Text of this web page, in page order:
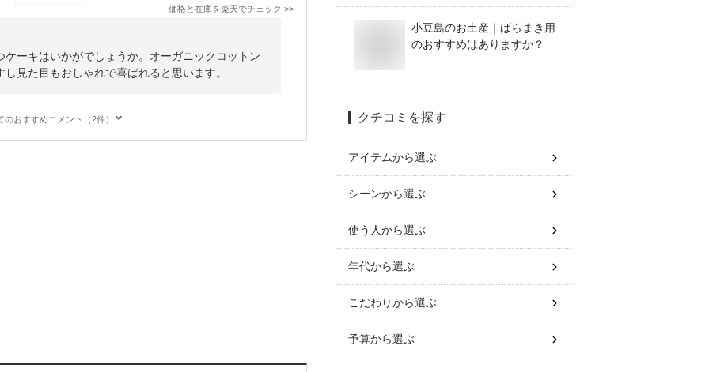
価格と在庫を楽天でチェック >>
ーキはいかがでしょうか。オーガニックコットン
見た目もおしゃれで喜ばれると思います。
のおすすめコメント（2件）
小豆島のお土産｜ばらまき用
のおすすめはありますか？
クチコミを探す
アイテムから選ぶ
シーンから選ぶ
使う人から選ぶ
年代から選ぶ
こだわりから選ぶ
予算から選ぶ